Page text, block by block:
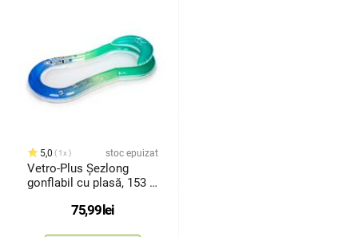
5,0 1x stoc epuizat
Vetro-Plus Șezlong
gonflabil cu plasă, 153 x
75,99 lei